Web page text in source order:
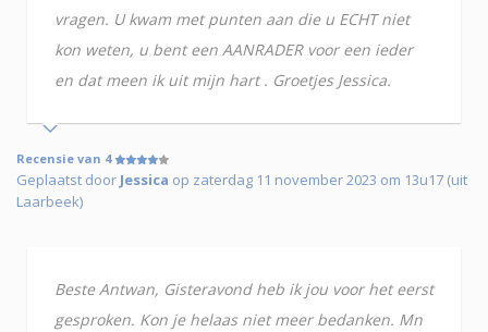
vragen. U kwam met punten aan die u ECHT niet
kon weten, u bent een AANRADER voor een ieder
en dat meen ik uit mijn hart . Groetjes Jessica.
Recensie van 4
Geplaatst door Jessica op zaterdag 11 november 2023 om 13u17 (uit
Laarbeek)
Beste Antwan, Gisteravond heb ik jou voor het eerst
gesproken. Kon je helaas niet meer bedanken. Mn